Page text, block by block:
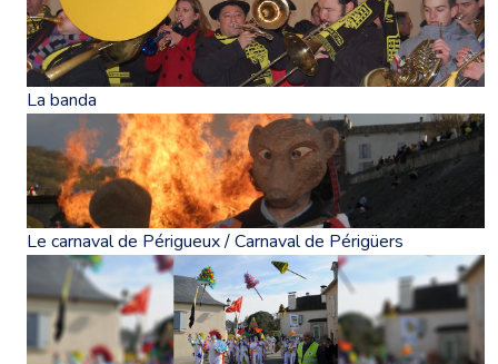
La banda
Le carnaval de Périgueux / Carnaval de Périgüers